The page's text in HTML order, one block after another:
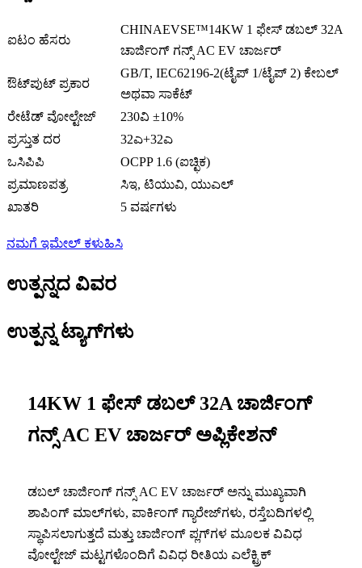
ಐಟಂ ಹೆಸರು
CHINAEVSE™️14KW 1 ಫೇಸ್ ಡಬಲ್ 32A
ಚಾರ್ಜಿಂಗ್ ಗನ್ಸ್ AC EV ಚಾರ್ಜರ್
ಔಟ್‌ಪುಟ್ ಪ್ರಕಾರ
GB/T, IEC62196-2(ಟೈಪ್ 1/ಟೈಪ್ 2) ಕೇಬಲ್
ಅಥವಾ ಸಾಕೆಟ್
ರೇಟೆಡ್ ವೋಲ್ಟೇಜ್
230ವಿ ±10%
ಪ್ರಸ್ತುತ ದರ
32ಎ+32ಎ
ಒಸಿಪಿಪಿ
OCPP 1.6 (ಐಚ್ಛಿಕ)
ಪ್ರಮಾಣಪತ್ರ
ಸಿಇ, ಟಿಯುವಿ, ಯುಎಲ್
ಖಾತರಿ
5 ವರ್ಷಗಳು
ನಮಗೆ ಇಮೇಲ್ ಕಳುಹಿಸಿ
ಉತ್ಪನ್ನದ ವಿವರ
ಉತ್ಪನ್ನ ಟ್ಯಾಗ್‌ಗಳು
14KW 1 ಫೇಸ್ ಡಬಲ್ 32A ಚಾರ್ಜಿಂಗ್
ಗನ್ಸ್ AC EV ಚಾರ್ಜರ್ ಅಪ್ಲಿಕೇಶನ್
ಡಬಲ್ ಚಾರ್ಜಿಂಗ್ ಗನ್ಸ್ AC EV ಚಾರ್ಜರ್ ಅನ್ನು ಮುಖ್ಯವಾಗಿ
ಶಾಪಿಂಗ್ ಮಾಲ್‌ಗಳು, ಪಾರ್ಕಿಂಗ್ ಗ್ಯಾರೇಜ್‌ಗಳು, ರಸ್ತೆಬದಿಗಳಲ್ಲಿ
ಸ್ಥಾಪಿಸಲಾಗುತ್ತದೆ ಮತ್ತು ಚಾರ್ಜಿಂಗ್ ಪ್ಲಗ್‌ಗಳ ಮೂಲಕ ವಿವಿಧ
ವೋಲ್ಟೇಜ್ ಮಟ್ಟಗಳೊಂದಿಗೆ ವಿವಿಧ ರೀತಿಯ ಎಲೆಕ್ಟ್ರಿಕ್